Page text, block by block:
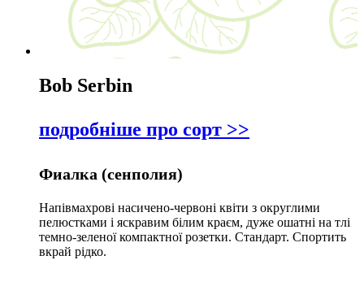
Bob Serbin
подробніше про сорт >>
Фиалка (сенполия)
Напівмахрові насичено-червоні квіти з округлими
пелюстками і яскравим білим краєм, дуже ошатні на тлі
темно-зеленої компактної розетки. Стандарт. Спортить
вкрай рідко.